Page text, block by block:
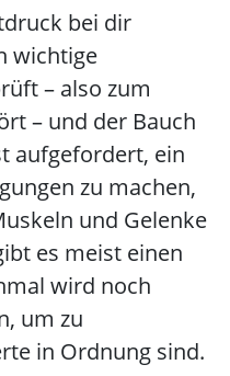
bei dir
wichtige
– also zum
– und der Bauch
aufgefordert, ein
zu machen,
und Gelenke
es meist einen
wird noch
um zu
in Ordnung sind.